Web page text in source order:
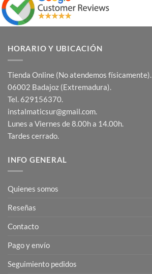
HORARIO Y UBICACIÓN
Tienda Online (No atendemos físicamente).
06002 Badajoz (Extremadura).
Tel. 629156370.
instalmaticsur@gmail.com.
Lunes a Viernes de 8.00h a 14.00h.
Tardes cerrado.
INFO GENERAL
Quienes somos
Reseñas
Contacto
Pago y envío
Seguimiento pedidos